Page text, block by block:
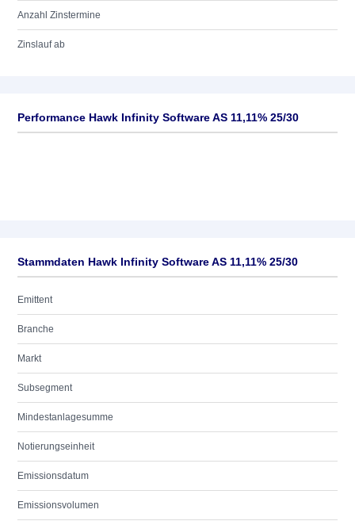
Anzahl Zinstermine
Zinslauf ab
Performance Hawk Infinity Software AS 11,11% 25/30
Stammdaten Hawk Infinity Software AS 11,11% 25/30
Emittent
Branche
Markt
Subsegment
Mindestanlagesumme
Notierungseinheit
Emissionsdatum
Emissionsvolumen